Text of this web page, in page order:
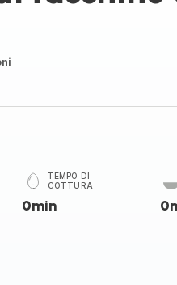
TEMPO DI
COTTURA
0min